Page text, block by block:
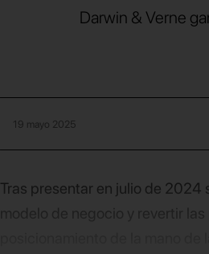
Darwin & Verne
19 mayo 2025
Tras presentar en julio de
modelo de negocio y revertir